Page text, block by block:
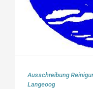
Ausschreibung
Langeoog